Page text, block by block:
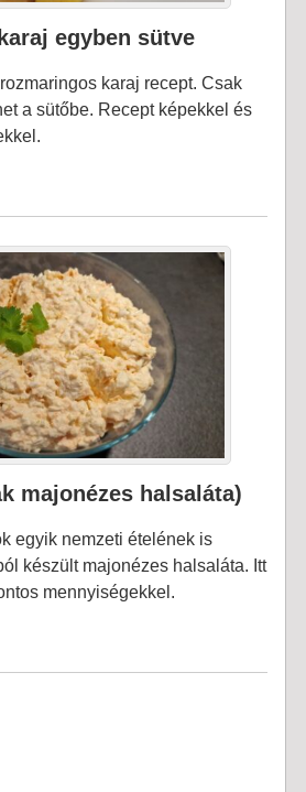
egyben sütve
karaj recept. Csak
a sütőbe. Recept képekkel és
majonézes halsaláta)
egyik nemzeti ételének is
készült majonézes halsaláta. Itt
mennyiségekkel.